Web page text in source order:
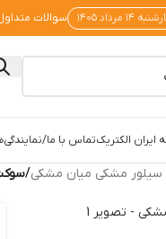
۱۴ مرداد ۱۴۰۵ سوالات
ایران الکتریکتماس با ما/
مشکی میان مشکی/